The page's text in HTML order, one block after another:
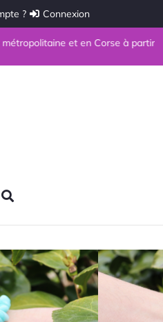
? Connexion
et en Corse à partir de 69€